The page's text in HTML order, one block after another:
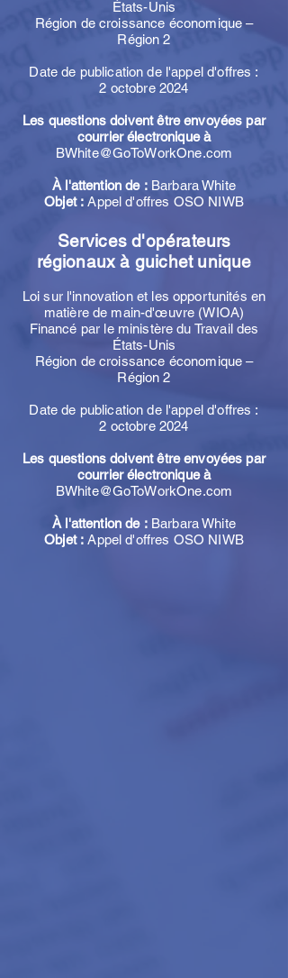
États-Unis
Région de croissance économique –
Région 2
Date de publication de l'appel d'offres :
2 octobre 2024
Les questions doivent être envoyées par
courrier électronique à
BWhite@GoToWorkOne.com
À l'attention de :Barbara White
Objet : Appel d'offres OSO NIWB
Services d'opérateurs
régionaux à guichet unique
Loi sur l'innovation et les opportunités en
matière de main-d'œuvre (WIOA)
Financé par le ministère du Travail des
États-Unis
Région de croissance économique –
Région 2
Date de publication de l'appel d'offres :
2 octobre 2024
Les questions doivent être envoyées par
courrier électronique à
BWhite@GoToWorkOne.com
À l'attention de :Barbara White
Objet : Appel d'offres OSO NIWB